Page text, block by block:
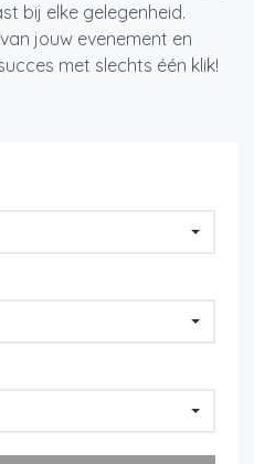
bij elke gelegenheid.
jouw evenement en
met slechts één klik!